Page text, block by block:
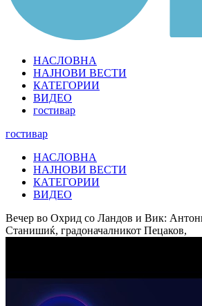
НАСЛОВНА
НАЈНОВИ ВЕСТИ
КАТЕГОРИИ
ВИДЕО
гостивар
гостивар
НАСЛОВНА
НАЈНОВИ ВЕСТИ
КАТЕГОРИИ
ВИДЕО
Вечер во Охрид со Ландов и Вик:
Станишиќ, градоначалникот Пецаков,